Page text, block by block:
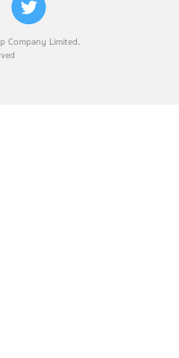
Company Limited.